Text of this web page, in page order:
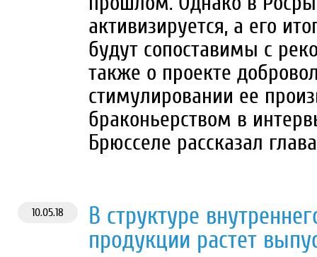
активизируется, а его
будут сопоставимы с
также о проекте
стимулировании ее
браконьерством в
Брюсселе рассказал
10.05.18
В структуре
продукции растет